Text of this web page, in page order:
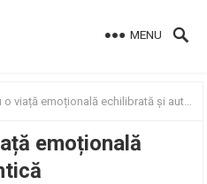
MENU
viață emoțională echilibrată și autentică
emoțională